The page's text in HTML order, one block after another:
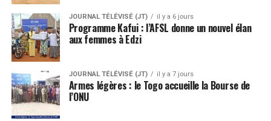
JOURNAL TÉLÉVISÉ (JT) il y a 6 jours
Programme Kafui : l’AFSL donne un nouvel élan
aux femmes à Edzi
JOURNAL TÉLÉVISÉ (JT) il y a 7 jours
Armes légères : le Togo accueille la Bourse de
l’ONU